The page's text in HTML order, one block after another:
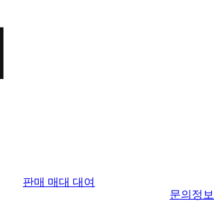
판매 매대 대여
문의정보